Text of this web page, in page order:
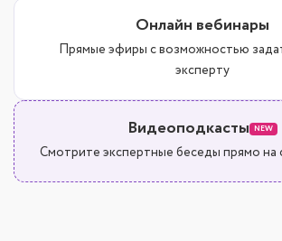
Онлайн вебинары
Прямые эфиры с возможностью
эксперту
Видеоподкасты NEW
Смотрите экспертные беседы прямо на